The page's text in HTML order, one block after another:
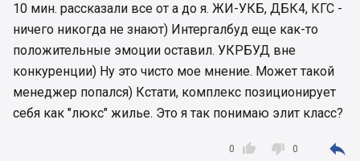
10 мин. рассказали все от а до я. ЖИ-УКБ, ДБК4, КГС -
ничего никогда не знают) Интергалбуд еще как-то
положительные эмоции оставил. УКРБУД вне
конкуренции) Ну это чисто мое мнение. Может такой
менеджер попался) Кстати, комплекс позиционирует
себя как "люкс" жилье. Это я так понимаю элит класс?

0  0 